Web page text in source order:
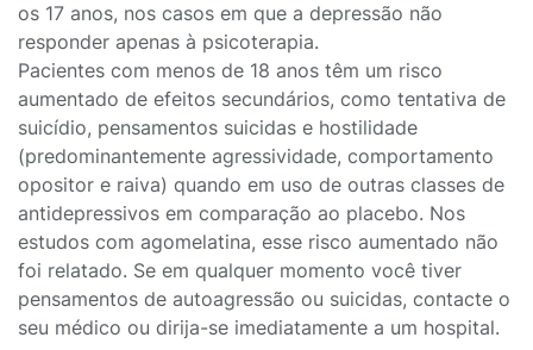
os 17 anos, nos casos em que a depressão não
responder apenas à psicoterapia.
Pacientes com menos de 18 anos têm um risco
aumentado de efeitos secundários, como tentativa de
suicídio, pensamentos suicidas e hostilidade
(predominantemente agressividade, comportamento
opositor e raiva) quando em uso de outras classes de
antidepressivos em comparação ao placebo. Nos
estudos com agomelatina, esse risco aumentado não
foi relatado. Se em qualquer momento você tiver
pensamentos de autoagressão ou suicidas, contacte o
seu médico ou dirija-se imediatamente a um hospital.